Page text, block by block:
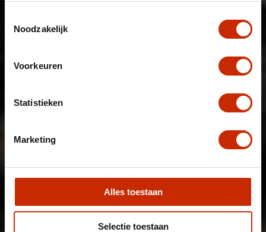
Noodzakelijk
Voorkeuren
Statistieken
Marketing
Alles toestaan
Selectie toestaan